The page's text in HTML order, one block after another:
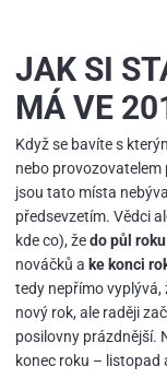
JAK SI
MÁ VE
Když se bavíte s
nebo provozovatelem
jsou tato místa
předsevzetím. Vědci
kde co), žedo půl
nováčků a ke konci
tedy nepřímo vyplývá,
nový rok, ale raději
posilovny prázdnější.
konec roku – listopad